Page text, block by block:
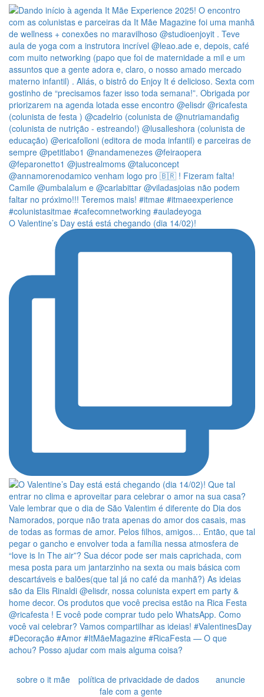
O Valentine’s Day está está chegando (dia 14/02)!
sobre o it mãe política de privacidade de dados
anuncie
fale com a gente